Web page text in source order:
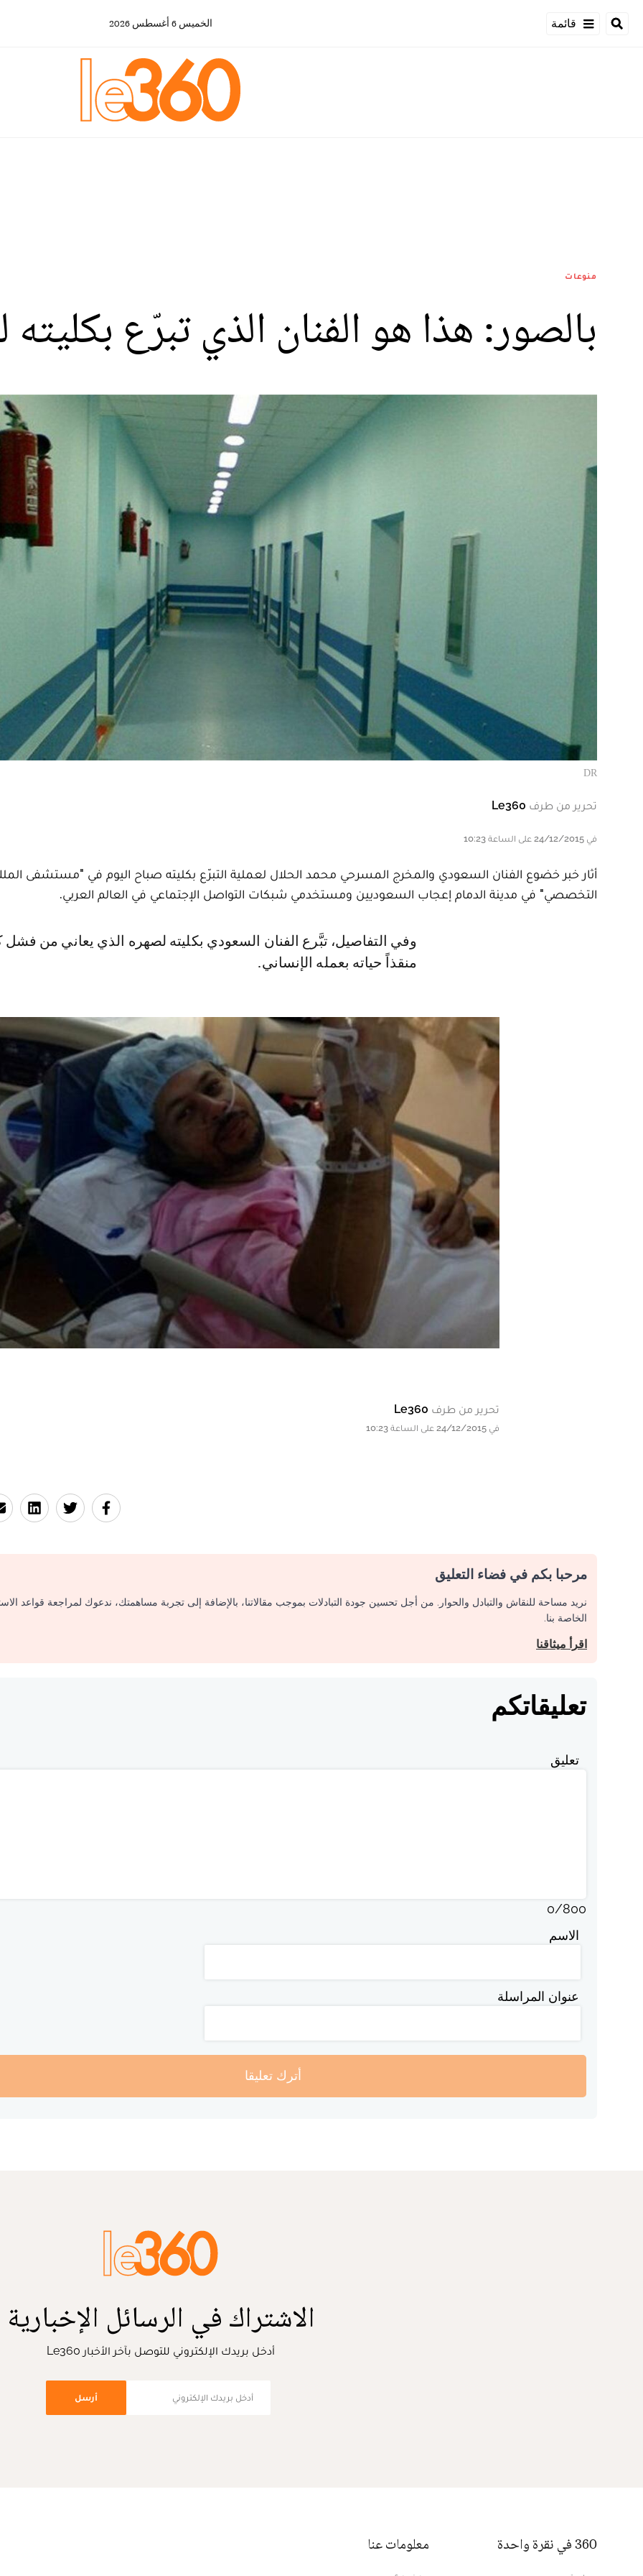
قائمة الخميس 6 أغسطس 2026
منوعات
بالصور: هذا هو الفنان الذي تبرّع
DR
تحرير من طرف Le360
في 24/12/2015 على الساعة 10:23
أثار خبر خضوع الفنان السعودي والمخرج المسرحي محمد الحلال لعملية التبرّع بكليته صباح اليوم في "مستشفى
التخصصي" في مدينة الدمام إعجاب السعوديين ومستخدمي شبكات التواصل الإجتماعي في العالم العربي.
وفي التفاصيل، تبَّرع الفنان السعودي بكليته لصهره الذي يعاني من فشل كلوي،
منقذاً حياته بعمله الإنساني.
تحرير من طرف Le360
في 24/12/2015 على الساعة 10:23
مرحبا بكم في فضاء التعليق
نريد مساحة للنقاش والتبادل والحوار. من أجل تحسين جودة التبادلات بموجب مقالاتنا، بالإضافة إلى تجربة مساهمتك، ندعوك لمراجعة قواعد
الخاصة بنا.
اقرأ ميثاقنا
تعليقاتكم
تعليق
0/800
الاسم
عنوان المراسلة
أترك تعليقا
الاشتراك في الرسائل الإخبارية
أدخل بريدك الإلكتروني للتوصل بآخر الأخبار Le360
أرسل
360 في نقرة واحدة معلومات عنا